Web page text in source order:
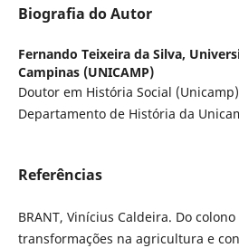
Biografia do Autor
Fernando Teixeira da Silva,
Campinas (UNICAMP)
Doutor em História Social
Departamento de História da
Referências
BRANT, Vinícius Caldeira. Do
transformações na agricultura e